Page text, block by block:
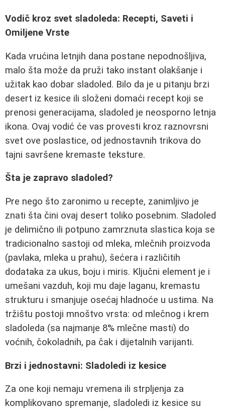
Vodič kroz svet sladoleda: Recepti, Saveti i
Omiljene Vrste
Kada vrućina letnjih dana postane nepodnošljiva,
malo šta može da pruži tako instant olakšanje i
užitak kao dobar sladoled. Bilo da je u pitanju brzi
desert iz kesice ili složeni domaći recept koji se
prenosi generacijama, sladoled je neosporno letnja
ikona. Ovaj vodić će vas provesti kroz raznovrsni
svet ove poslastice, od jednostavnih trikova do
tajni savršene kremaste teksture.
Šta je zapravo sladoled?
Pre nego što zaronimo u recepte, zanimljivo je
znati šta čini ovaj desert toliko posebnim. Sladoled
je delimično ili potpuno zamrznuta slastica koja se
tradicionalno sastoji od mleka, mlečnih proizvoda
(pavlaka, mleka u prahu), šećera i različitih
dodataka za ukus, boju i miris. Ključni element je i
umešani vazduh, koji mu daje laganu, kremastu
strukturu i smanjuje osećaj hladnoće u ustima. Na
tržištu postoji mnoštvo vrsta: od mlečnog i krem
sladoleda (sa najmanje 8% mlečne masti) do
voćnih, čokoladnih, pa čak i dijetalnih varijanti.
Brzi i jednostavni: Sladoledi iz kesice
Za one koji nemaju vremena ili strpljenja za
komplikovano spremanje, sladoledi iz kesice su